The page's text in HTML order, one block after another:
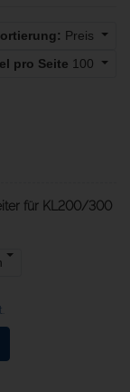
Preis
pro Seite 100
für KL200/300